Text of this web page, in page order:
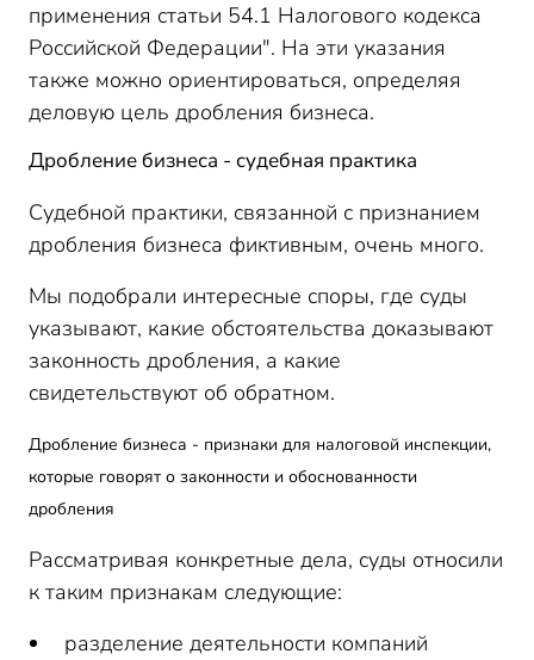
применения статьи 54.1 Налогового кодекса
Российской Федерации". На эти указания
также можно ориентироваться, определяя
деловую цель дробления бизнеса.
Дробление бизнеса - судебная практика
Судебной практики, связанной с признанием
дробления бизнеса фиктивным, очень много.
Мы подобрали интересные споры, где суды
указывают, какие обстоятельства доказывают
законность дробления, а какие
свидетельствуют об обратном.
Дробление бизнеса - признаки для налоговой инспекции,
которые говорят о законности и обоснованности
дробления
Рассматривая конкретные дела, суды относили
к таким признакам следующие:
разделение деятельности компаний